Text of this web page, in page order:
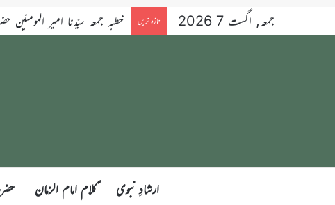
جمعہ, اگست 7 2026 تازہ ترین خطبہ جمعہ سیّدنا امیر المومنین حضرت
ارشادِ نبوی ؑکلام امام الزمان